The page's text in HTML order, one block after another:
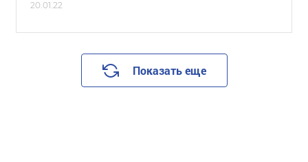
20.01.22
Показать еще